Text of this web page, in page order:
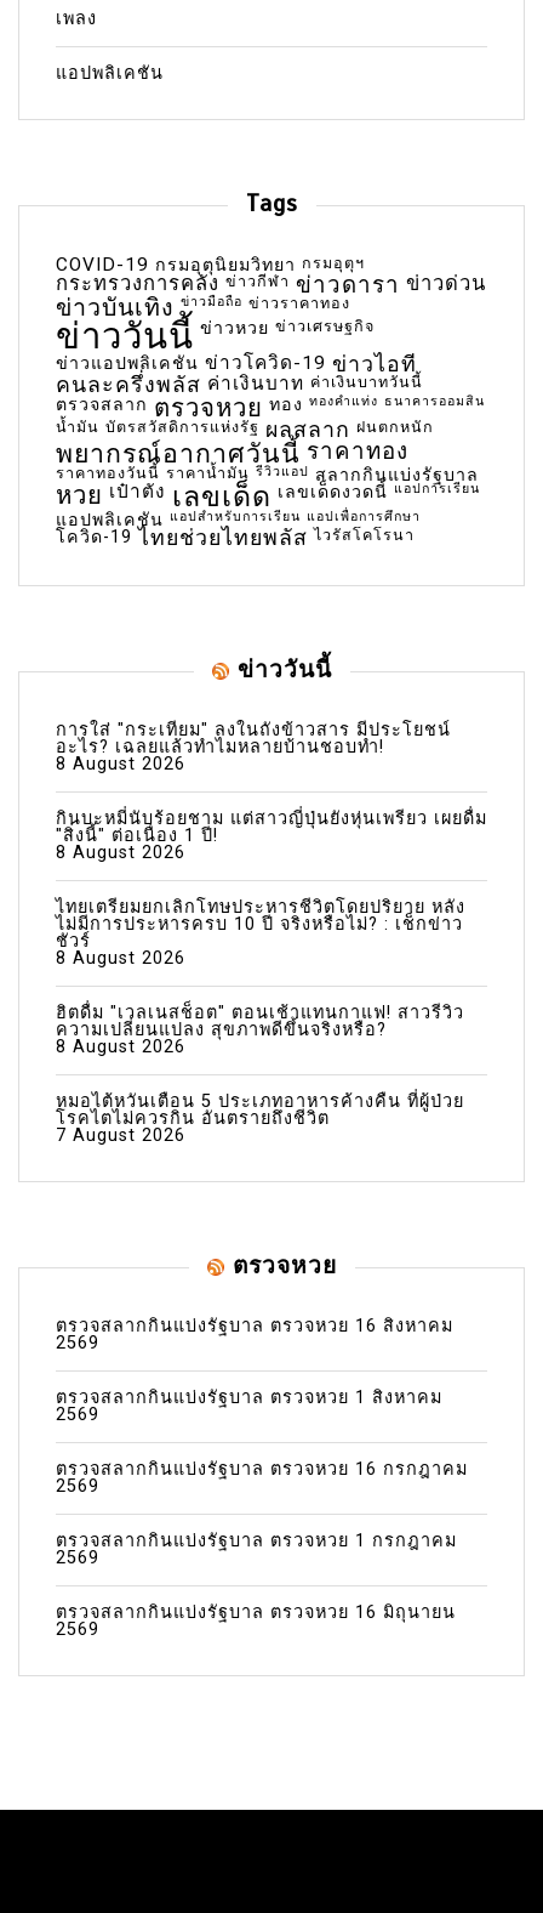
เพลง
แอปพลิเคชัน
Tags
COVID-19 กรมอุตุนิยมวิทยา กรมอุตุฯ
กระทรวงการคลัง ข่าวกีฬา ข่าวดารา ข่าวด่วน
ข่าวบันเทิง ข่าวมือถือ ข่าวราคาทอง
ข่าววันนี้ ข่าวหวย ข่าวเศรษฐกิจ
ข่าวแอปพลิเคชัน ข่าวโควิด-19 ข่าวไอที
คนละครึ่งพลัส ค่าเงินบาท ค่าเงินบาทวันนี้
ตรวจสลาก ตรวจหวย ทอง ทองคำแท่ง ธนาคารออมสิน
น้ำมัน บัตรสวัสดิการแห่งรัฐ ผลสลาก ฝนตกหนัก
พยากรณ์อากาศวันนี้ ราคาทอง
ราคาทองวันนี้ ราคาน้ำมัน รีวิวแอป สลากกินแบ่งรัฐบาล
หวย เป๋าตัง เลขเด็ด เลขเด็ดงวดนี้ แอปการเรียน
แอปพลิเคชัน แอปสำหรับการเรียน แอปเพื่อการศึกษา
โควิด-19 ไทยช่วยไทยพลัส ไวรัสโคโรนา
ข่าววันนี้
การใส่ "กระเทียม" ลงในถังข้าวสาร มีประโยชน์
อะไร? เฉลยแล้วทำไมหลายบ้านชอบทำ!
8 August 2026
กินบะหมี่นับร้อยชาม แต่สาวญี่ปุ่นยังหุ่นเพรียว เผยดื่ม
"สิ่งนี้" ต่อเนื่อง 1 ปี!
8 August 2026
ไทยเตรียมยกเลิกโทษประหารชีวิตโดยปริยาย หลัง
ไม่มีการประหารครบ 10 ปี จริงหรือไม่? : เช็กข่าว
ชัวร์
8 August 2026
ฮิตดื่ม "เวลเนสช็อต" ตอนเช้าแทนกาแฟ! สาวรีวิว
ความเปลี่ยนแปลง สุขภาพดีขึ้นจริงหรือ?
8 August 2026
หมอไต้หวันเตือน 5 ประเภทอาหารค้างคืน ที่ผู้ป่วย
โรคไตไม่ควรกิน อันตรายถึงชีวิต
7 August 2026
ตรวจหวย
ตรวจสลากกินแบ่งรัฐบาล ตรวจหวย 16 สิงหาคม
2569
ตรวจสลากกินแบ่งรัฐบาล ตรวจหวย 1 สิงหาคม
2569
ตรวจสลากกินแบ่งรัฐบาล ตรวจหวย 16 กรกฎาคม
2569
ตรวจสลากกินแบ่งรัฐบาล ตรวจหวย 1 กรกฎาคม
2569
ตรวจสลากกินแบ่งรัฐบาล ตรวจหวย 16 มิถุนายน
2569